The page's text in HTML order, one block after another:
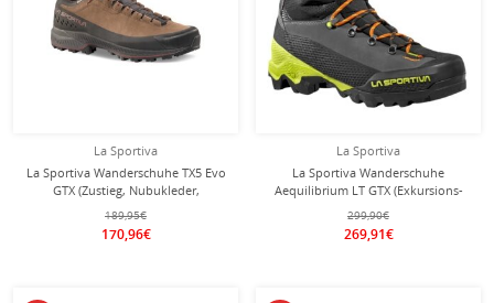
La Sportiva
La Sportiva Wanderschuhe TX5 Evo
GTX (Zustieg, Nubukleder,
wasserdicht) braun Herren
189,95€
170,96€
La Sportiva
La Sportiva Wanderschuhe
Aequilibrium LT GTX (Exkursions-
Bergwandern, Nubukleder,
wasserdicht) carbongrau/lime
Herren
299,90€
269,91€